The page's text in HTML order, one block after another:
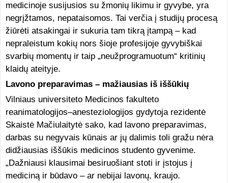
medicinoje susijusios su žmonių likimu ir gyvybe, yra
negrįžtamos, nepataisomos. Tai verčia į studijų procesą
žiūrėti atsakingai ir sukuria tam tikrą įtampą – kad
nepraleistum kokių nors šioje profesijoje gyvybiškai
svarbių momentų ir taip „neužprogramuotum“ kritinių
klaidų ateityje.
Lavono preparavimas – mažiausias iš iššūkių
Vilniaus universiteto Medicinos fakulteto
reanimatologijos–anesteziologijos gydytoja rezidentė
Skaistė Mačiulaitytė sako, kad lavono preparavimas,
darbas su negyvais kūnais ar jų dalimis toli gražu nėra
didžiausias iššūkis medicinos studento gyvenime.
„Dažniausi klausimai besiruošiant stoti ir įstojus į
mediciną ir būdavo – ar nebijai lavonų, kraujo.